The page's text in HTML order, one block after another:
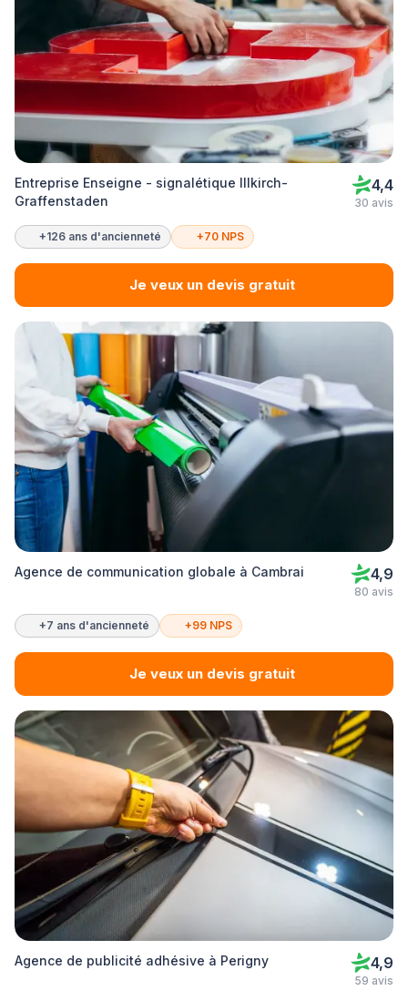
Entreprise Enseigne - signalétique Illkirch-
Graffenstaden
4,4
30 avis
+126 ans d'ancienneté +70 NPS
Je veux un devis gratuit
Agence de communication globale à Cambrai 4,9
80 avis
+7 ans d'ancienneté +99 NPS
Je veux un devis gratuit
Agence de publicité adhésive à Perigny 4,9
59 avis